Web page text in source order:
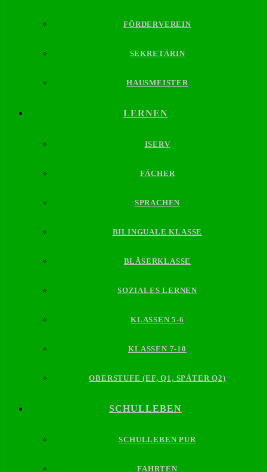
FÖRDERVEREIN
SEKRETÄRIN
HAUSMEISTER
LERNEN
ISERV
FÄCHER
SPRACHEN
BILINGUALE KLASSE
BLÄSERKLASSE
SOZIALES LERNEN
KLASSEN 5-6
KLASSEN 7-10
OBERSTUFE (EF, Q1, SPÄTER Q2)
SCHULLEBEN
SCHULLEBEN PUR
FAHRTEN